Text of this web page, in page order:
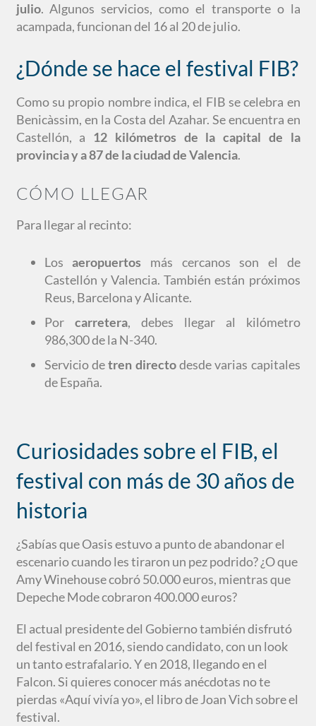
julio. Algunos servicios, como el transporte o la
acampada, funcionan del 16 al 20 de julio.
¿Dónde se hace el festival FIB?
Como su propio nombre indica, el FIB se celebra en
Benicàssim, en la Costa del Azahar. Se encuentra en
Castellón, a 12 kilómetros de la capital de la
provincia y a 87 de la ciudad de Valencia.
CÓMO LLEGAR
Para llegar al recinto:
Los aeropuertos más cercanos son el de
Castellón y Valencia. También están próximos
Reus, Barcelona y Alicante.
Por carretera, debes llegar al kilómetro
986,300 de la N-340.
Servicio detren directodesde varias capitales
de España.
Curiosidades sobre el FIB, el
festival con más de 30 años de
historia
¿Sabías que Oasis estuvo a punto de abandonar el
escenario cuando les tiraron un pez podrido? ¿O que
Amy Winehouse cobró 50.000 euros, mientras que
Depeche Mode cobraron 400.000 euros?
El actual presidente del Gobierno también disfrutó
del festival en 2016, siendo candidato, con un look
un tanto estrafalario. Y en 2018, llegando en el
Falcon. Si quieres conocer más anécdotas no te
pierdas «Aquí vivía yo», el libro de Joan Vich sobre el
festival.